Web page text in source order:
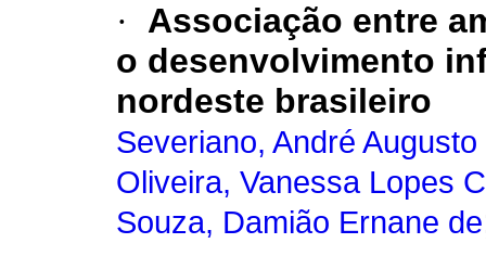
·
Associação entre
o desenvolvimento
nordeste brasileiro
Severiano, André
Oliveira, Vanessa Lopes
Souza, Damião Ernane de